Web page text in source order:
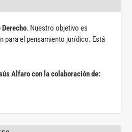
. Nuestro objetivo es
para el pensamiento jurídico. Está
Alfaro con la colaboración de: